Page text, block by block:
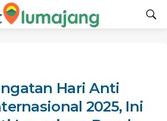
Hari Anti
2025, Ini